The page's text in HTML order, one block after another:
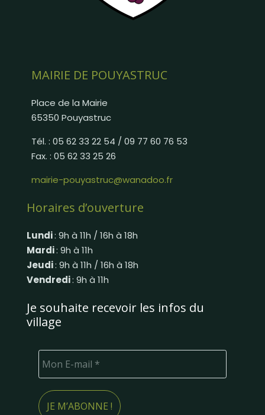
MAIRIE DE POUYASTRUC
Place de la Mairie
65350 Pouyastruc
Tél. : 05 62 33 22 54 / 09 77 60 76 53
Fax. : 05 62 33 25 26
mairie-pouyastruc@wanadoo.fr
Horaires d’ouverture
Lundi: 9h à 11h / 16h à 18h
Mardi: 9h à 11h
Jeudi: 9h à 11h / 16h à 18h
Vendredi: 9h à 11h
Je souhaite recevoir les infos du
village